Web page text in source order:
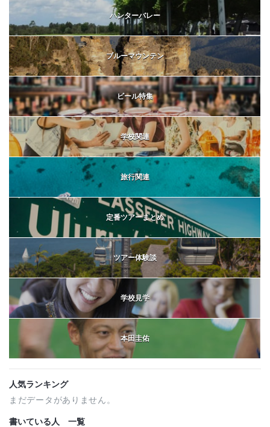
ハンターバレー
ブルーマウンテン
ビール特集
学校関連
旅行関連
定番ツアーまとめ
ツアー体験談
学校見学
本田圭佑
人気ランキング
まだデータがありません。
書いている人 一覧